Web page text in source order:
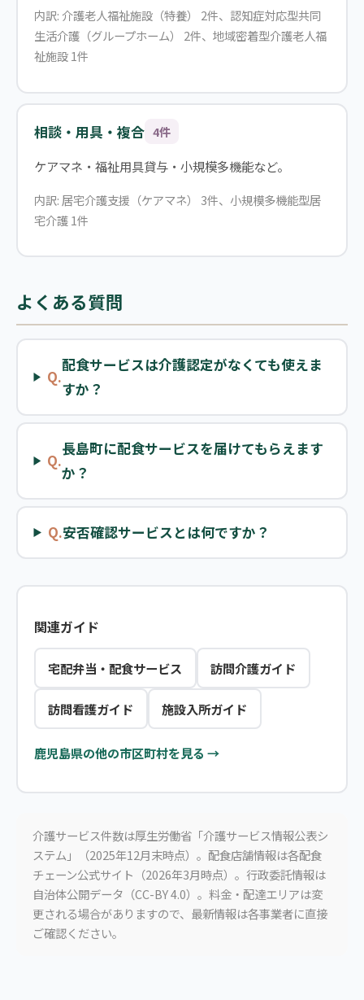
内訳: 介護老人福祉施設（特養） 2件、認知症対応型共同
生活介護（グループホーム） 2件、地域密着型介護老人福
祉施設 1件
相談・用具・複合 4件
ケアマネ・福祉用具貸与・小規模多機能など。
内訳: 居宅介護支援（ケアマネ） 3件、小規模多機能型居
宅介護 1件
よくある質問
Q.
配食サービスは介護認定がなくても使えま
すか？
Q.
長島町に配食サービスを届けてもらえます
か？
Q.安否確認サービスとは何ですか？
関連ガイド
宅配弁当・配食サービス 訪問介護ガイド
訪問看護ガイド 施設入所ガイド
鹿児島県の他の市区町村を見る →
介護サービス件数は厚生労働省「介護サービス情報公表シ
ステム」（2025年12月末時点）。配食店舗情報は各配食
チェーン公式サイト（2026年3月時点）。行政委託情報は
自治体公開データ（CC-BY 4.0）。料金・配達エリアは変
更される場合がありますので、最新情報は各事業者に直接
ご確認ください。